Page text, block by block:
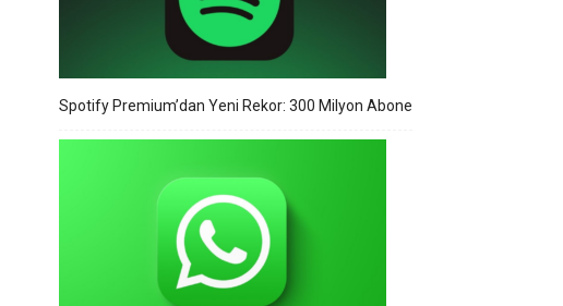
Spotify Premium’dan Yeni Rekor: 300 Milyon Abone